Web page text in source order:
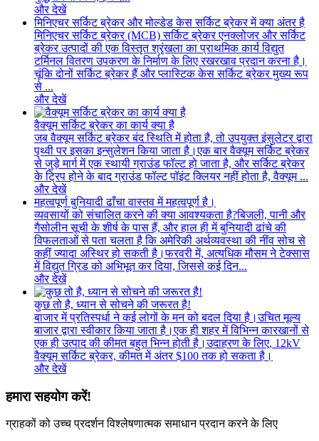
और देखें
मिनिएचर सर्किट ब्रेकर और मोल्डेड केस सर्किट ब्रेकर में क्या अंतर है
मिनिएचर सर्किट ब्रेकर (MCB) सर्किट ब्रेकर एनक्लोजर और सर्किट
ब्रेकर उत्पादों की एक विस्तृत श्रृंखला का प्राथमिक कार्य विद्युत
टर्मिनल वितरण उपकरण के निर्माण के लिए रखरखाव प्रदान करना है।
चूंकि दोनों सर्किट ब्रेकर हैं और प्लास्टिक केस सर्किट ब्रेकर मुख्य रूप
से ...
और देखें
वैक्यूम सर्किट ब्रेकर का कार्य क्या है
जब वैक्यूम सर्किट ब्रेकर बंद स्थिति में होता है, तो उपयुक्त इंसुलेटर द्वारा
पृथ्वी पर इसका इन्सुलेशन किया जाता है।एक बार वैक्यूम सर्किट ब्रेकर
से जुड़े मार्ग में एक स्थायी ग्राउंड फॉल्ट हो जाता है, और सर्किट ब्रेकर
के ट्रिप होने के बाद ग्राउंड फॉल्ट पॉइंट क्लियर नहीं होता है, वैक्यूम ...
और देखें
महत्वपूर्ण बुनियादी ढाँचा वास्तव में महत्वपूर्ण है।
व्यवसायों को संचालित करने की क्या आवश्यकता है?बिजली, पानी और
गैसोलीन सूची के शीर्ष के पास हैं, और हाल ही में बुनियादी ढांचे की
विफलताओं से पता चलता है कि अमेरिकी अर्थव्यवस्था की नींव सोच से
कहीं ज्यादा अस्थिर हो सकती है।फरवरी में, अत्यधिक मौसम ने टेक्सास
में विद्युत ग्रिड को अभिभूत कर दिया, जिससे कई दिन...
और देखें
कुछ तो है, ध्यान से सोचने की जरूरत है!
बाजार में प्रतिस्पर्धा ने कई लोगों के मन को बदल दिया है।उचित मूल्य
बाजार द्वारा स्वीकार किया जाता है।एक ही शहर में विभिन्न कारखानों से
एक ही उत्पाद की कीमत बहुत भिन्न होती है।उदाहरण के लिए, 12kV
वैक्यूम सर्किट ब्रेकर, कीमत में अंतर $100 तक हो सकता है।
और देखें
हमारा सहयोग करें!
ग्राहकों को उच्च प्रदर्शन विश्लेषणात्मक समाधान प्रदान करने के लिए